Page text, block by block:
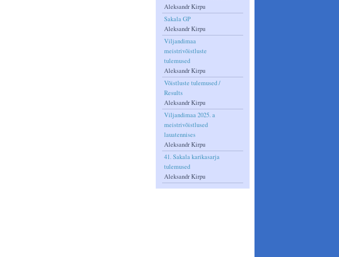
Aleksandr Kirpu
Sakala GP
Aleksandr Kirpu
Viljandimaa
meistrivõistluste
tulemused
Aleksandr Kirpu
Võistluste tulemused /
Results
Aleksandr Kirpu
Viljandimaa 2025. a
meistrivõistlused
lauatennises
Aleksandr Kirpu
41. Sakala karikasarja
tulemused
Aleksandr Kirpu